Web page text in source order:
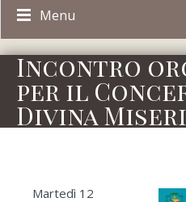
Menu
Incontro
per il
Divina
Martedì 12